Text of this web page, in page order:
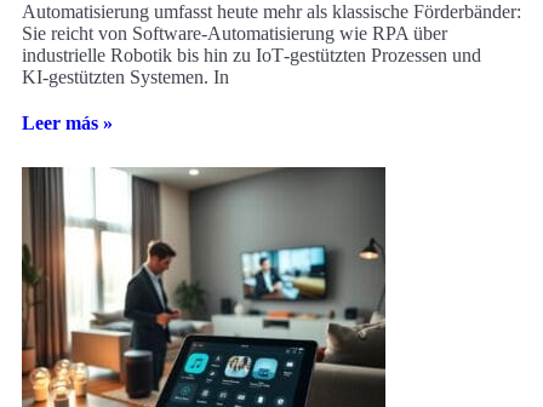
Automatisierung umfasst heute mehr als klassische Förderbänder:
Sie reicht von Software‑Automatisierung wie RPA über
industrielle Robotik bis hin zu IoT‑gestützten Prozessen und
KI‑gestützten Systemen. In
Leer más »